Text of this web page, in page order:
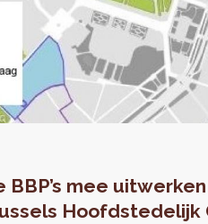
mee
Hoofdstedelijk